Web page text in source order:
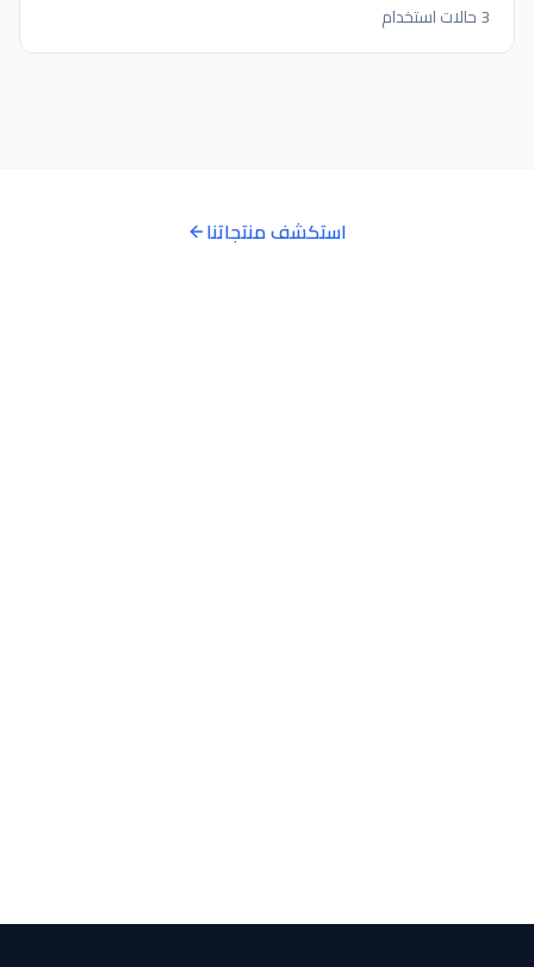
3 حالات استخدام
استكشف منتجاتنا